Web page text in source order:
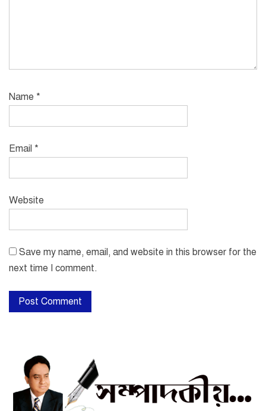
Name *
Email *
Website
Save my name, email, and website in this browser for the
next time I comment.